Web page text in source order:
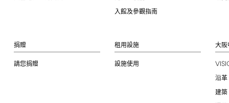
入館及參觀指南
捐贈
請您捐贈
租用設施
設施使用
大阪
沿革
建築